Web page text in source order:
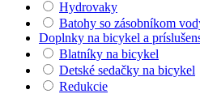
Hydrovaky
Batohy so zásobníkom
Doplnky na bicykel a
Blatníky na bicykel
Detské sedačky na bicykel
Redukcie